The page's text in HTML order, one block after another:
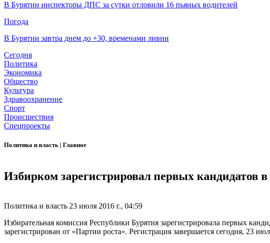
В Бурятии инспекторы ДПС за сутки отловили 16 пьяных водителей
Погода
В Бурятии завтра днем до +30, временами ливни
Сегодня
Политика
Экономика
Общество
Культура
Здравоохранение
Спорт
Происшествия
Спецпроекты
Политика и власть | Главное
Избирком зарегистрировал первых кандидатов
Политика и власть 23 июля 2016 г., 04:59
Избирательная комиссия Республики Бурятия зарегистрировала первых
зарегистрирован от «Партии роста». Регистрация завершается сегодня, 23